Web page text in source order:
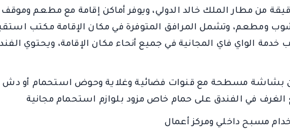
فندق ارفاد الربيع في الرياض على بعد 20 دقيقة من مطار الملك خالد الدولي، ويوفر أماكن إقامة مع مطعم وموقف
ومطعم، وتشمل المرافق المتوفرة في مكان الإقامة مكتب
إلى جانب خدمة الواي فاي المجانية في جميع أنحاء مكان الإقامة، ويحتوي
بشاشة مسطحة مع قنوات فضائية وغلاية وحوض استحمام أو دش